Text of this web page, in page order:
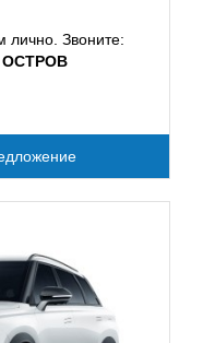
лично. Звоните:
ОСТРОВ